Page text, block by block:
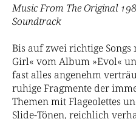
Music From The Original
Soundtrack
Bis auf zwei richtige Songs
Girl« vom Album »Evol«
fast alles angenehm
ruhige Fragmente der
Themen mit Flageolettes
Slide-Tönen, reichlich